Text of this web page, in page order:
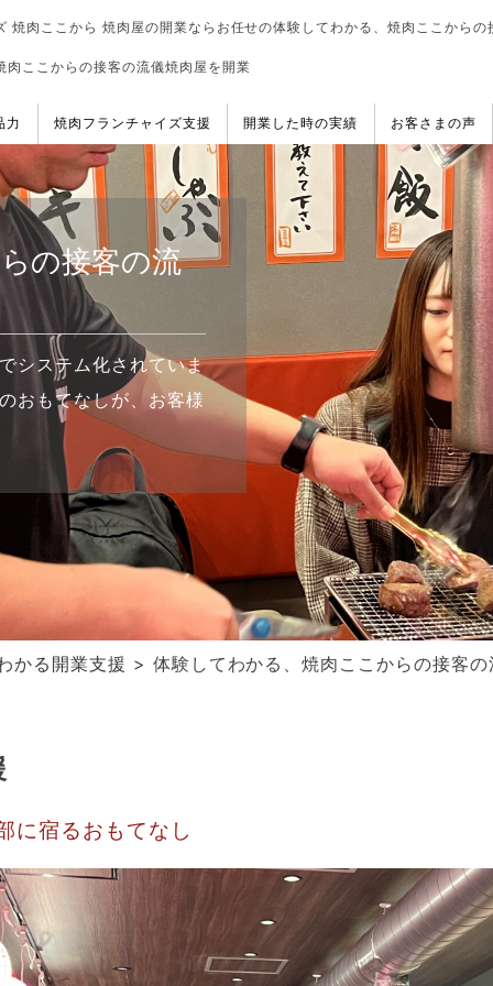
焼肉ここから 焼肉屋の開業ならお任せの体験してわかる、焼肉ここからの
肉ここからの接客の流儀焼肉屋を開業
力 焼肉フランチャイズ支援 開業した時の実績 お客さまの声
の接客の流
システム化されていま
おもてなしが、お客様
かる開業支援 > 体験してわかる、焼肉ここからの接客の
に宿るおもてなし